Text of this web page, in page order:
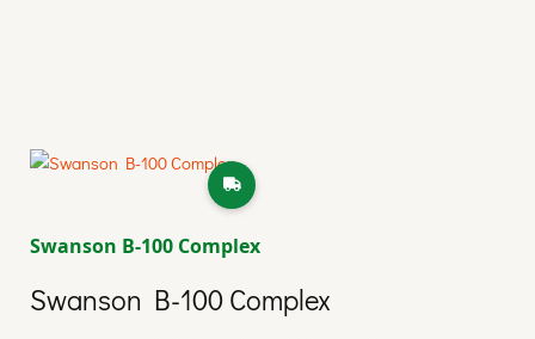
Swanson B-100 Complex
Swanson B-100 Complex